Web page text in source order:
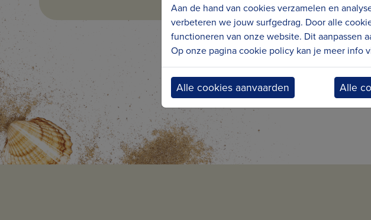
Aan de hand van cookies verzamelen en
verbeteren we jouw surfgedrag. Door alle
functioneren van onze website. Dit aanpassen
Op onze pagina cookie policy kan je meer info
Alle cookies aanvaarden Alle